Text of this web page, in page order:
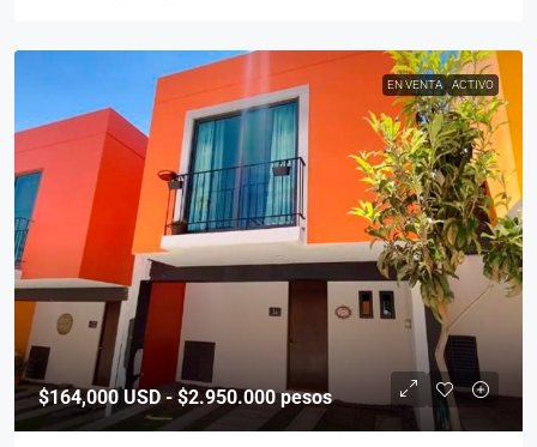
EN VENTA ACTIVO
$164,000USD - $2.950.000 pesos